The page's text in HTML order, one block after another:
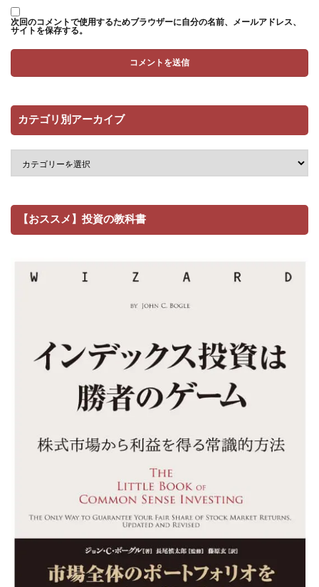
次回のコメントで使用するためブラウザーに自分の名前、メールアドレス、
サイトを保存する。
カテゴリ別アーカイブ
【おススメ】投資の教科書